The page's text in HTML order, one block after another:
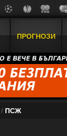
ПРОГНОЗИ
/ ПСЖ